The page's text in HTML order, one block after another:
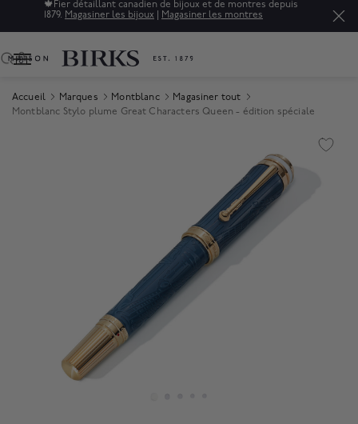
🍁 Fier détaillant canadien de bijoux et de montres depuis
1879. Magasiner les bijoux Magasiner les montres
0
Accueil Marques Montblanc
Magasiner tout
Montblanc Stylo plume Great Characters Queen - édition spéciale